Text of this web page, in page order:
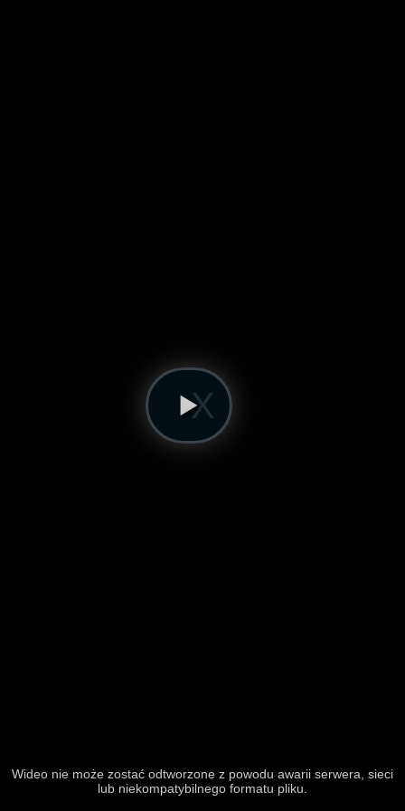
Wideo nie może zostać odtworzone z powodu awarii serwera, sieci
lub niekompatybilnego formatu pliku.